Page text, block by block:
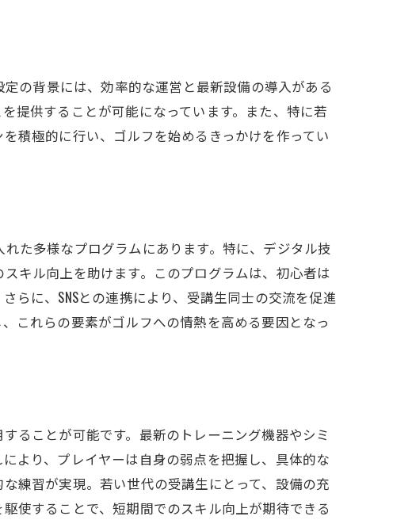
の背景には、効率的な運営と最新設備の導入がある
提供することが可能になっています。また、特に若
積極的に行い、ゴルフを始めるきっかけを作ってい
た多様なプログラムにあります。特に、デジタル技
キル向上を助けます。このプログラムは、初心者は
らに、SNSとの連携により、受講生同士の交流を促進
これらの要素がゴルフへの情熱を高める要因となっ
ることが可能です。最新のトレーニング機器やシミ
より、プレイヤーは自身の弱点を把握し、具体的な
練習が実現。若い世代の受講生にとって、設備の充
使することで、短期間でのスキル向上が期待できる